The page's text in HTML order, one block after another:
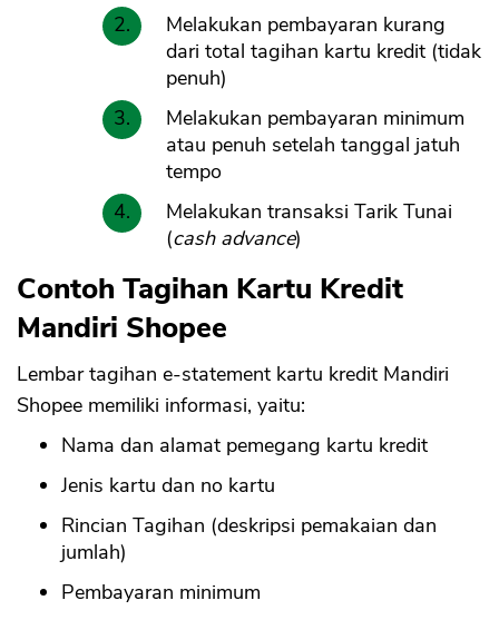
Melakukan pembayaran kurang
dari total tagihan kartu kredit (tidak
penuh)
Melakukan pembayaran minimum
atau penuh setelah tanggal jatuh
tempo
Melakukan transaksi Tarik Tunai
(cash advance)
Contoh Tagihan Kartu Kredit
Mandiri Shopee
Lembar tagihan e-statement kartu kredit Mandiri
Shopee memiliki informasi, yaitu:
Nama dan alamat pemegang kartu kredit
Jenis kartu dan no kartu
Rincian Tagihan (deskripsi pemakaian dan
jumlah)
Pembayaran minimum